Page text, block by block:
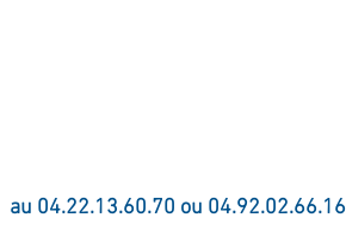
04.22.13.60.70 ou 04.92.02.66.16